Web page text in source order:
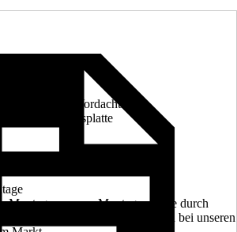
für Beton, Vordachträger,
Bedachungsplatte
Montage unseren Montageservice durch
Informieren Sie sich unverbindlich bei unseren